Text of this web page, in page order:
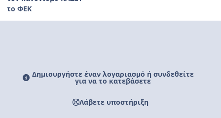
το ΦΕΚ
Δημιουργήστε έναν λογαριασμό ή συνδεθείτε
για να το κατεβάσετε
Λάβετε υποστήριξη